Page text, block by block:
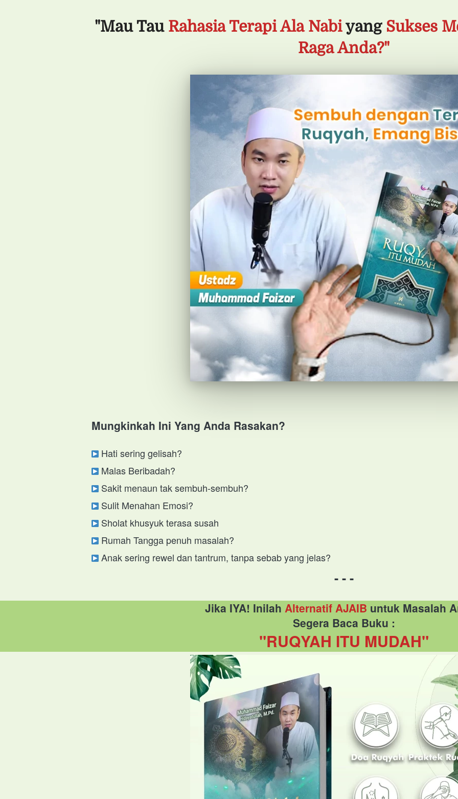
"Mau Tau Rahasia Terapi Ala Nabi yang Sukses
Raga Anda?"
Mungkinkah Ini Yang Anda Rasakan?
Hati sering gelisah?
Malas Beribadah?
Sakit menaun tak sembuh-sembuh?
Sulit Menahan Emosi?
Sholat khusyuk terasa susah
Rumah Tangga penuh masalah?
Anak sering rewel dan tantrum, tanpa sebab yang jelas?
- - -
Jika IYA! Inilah Alternatif AJAIB untuk Masalah
Segera Baca Buku :
"RUQYAH ITU MUDAH"